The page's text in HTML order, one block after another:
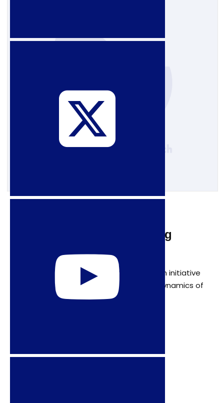
Lea artículo de Scott Long
Reports from the Front Lines
A transnational, cross-cultural research initiative
that we hoped would capture some dynamics of
sexual politics in our time.